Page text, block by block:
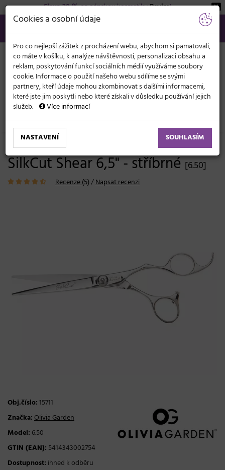
Sleva 20 %na pánskou kosmetikuBeviro!
566 440 099
info@svetkadernictvi.cz
Po−pá: 8−17
Vše o nákupu Kč
KATEGORIE
MENU
Kadeřnické potřeby Nůžky Pro pokročilé
Kadeřnické nůžky Olivia Garden
SilkCut Shear 6,5" - stříbrné [6.50]
Recenze (5)/Napsat recenzi
Obj.číslo:15711
Značka:Olivia Garden
Model: 6.50
GTIN (EAN): 5414343002754
Dostupnost: ihned k odběru
Cookies a osobní údaje
Pro co nejlepší zážitek z procházení webu, abychom si pamatovali,
co máte v košíku, k analýze návštěvnosti, personalizaci obsahu a
reklam, poskytování funkcí sociálních médií využíváme soubory
cookie. Informace o použití našeho webu sdílíme se svými
partnery, kteří údaje mohou zkombinovat s dalšími informacemi,
které jste jim poskytli nebo které získali v důsledku používání jejich
služeb.
Více informací
NASTAVENÍ SOUHLASÍM